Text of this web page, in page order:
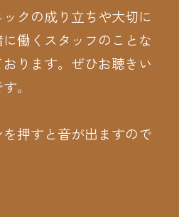
クの成り立ちや大切に
働くスタッフのことな
ります。ぜひお聴きい
。
押すと音が出ますので